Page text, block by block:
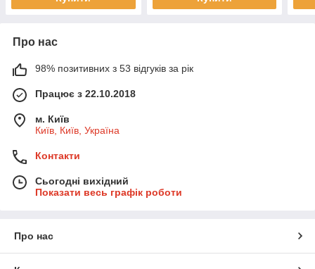
Про нас
98% позитивних з 53 відгуків за рік
Працює з 22.10.2018
м. Київ
Київ, Київ, Україна
Контакти
Сьогодні вихідний
Показати весь графік роботи
Про нас